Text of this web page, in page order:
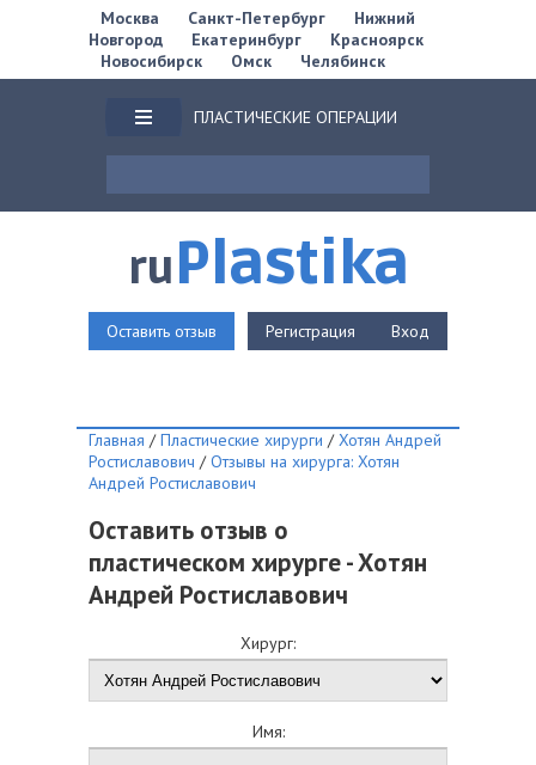
Москва Санкт-Петербург
Нижний
Новгород
Екатеринбург
Красноярск
Новосибирск
Омск Челябинск
ПЛАСТИЧЕСКИЕ ОПЕРАЦИИ
ruPlastika
Оставить отзыв Регистрация Вход
Главная /Пластические хирурги /Хотян Андрей
Ростиславович /Отзывы на хирурга: Хотян
Андрей Ростиславович
Оставить отзыв о
пластическом хирурге - Хотян
Андрей Ростиславович
Хирург:
Имя: